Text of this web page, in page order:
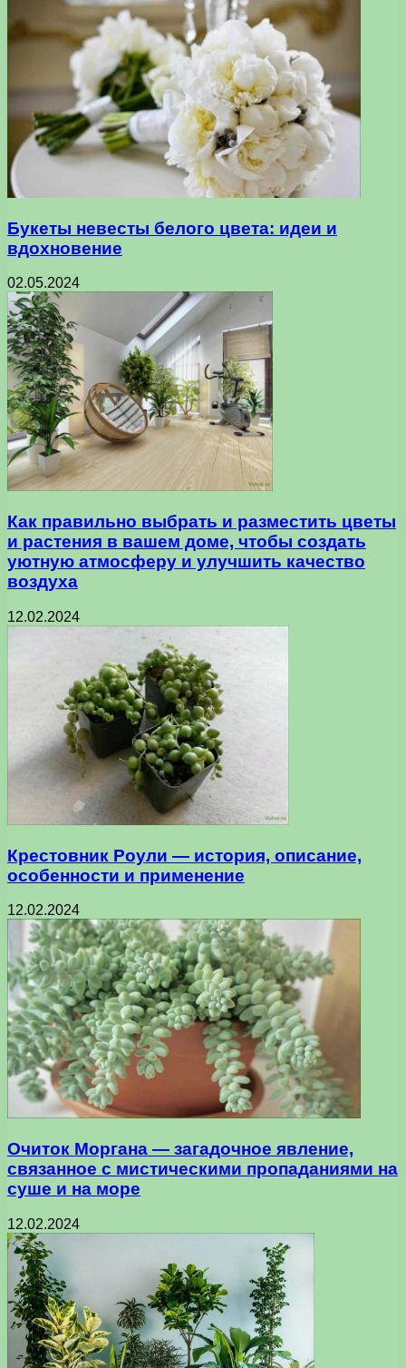
Букеты невесты белого цвета: идеи и
вдохновение
02.05.2024
Как правильно выбрать и разместить цветы
и растения в вашем доме, чтобы создать
уютную атмосферу и улучшить качество
воздуха
12.02.2024
Крестовник Роули — история, описание,
особенности и применение
12.02.2024
Очиток Моргана — загадочное явление,
связанное с мистическими пропаданиями на
суше и на море
12.02.2024